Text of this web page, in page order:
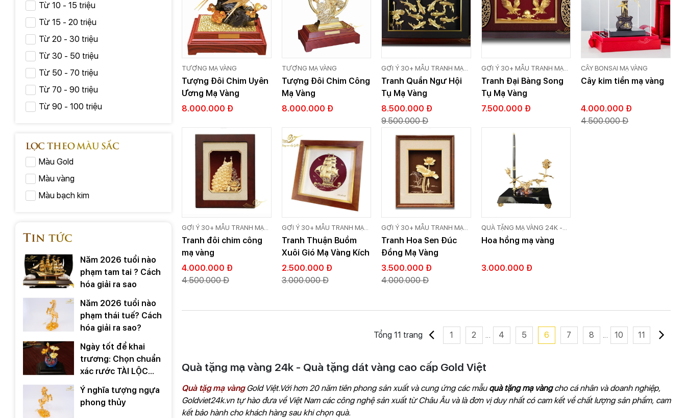
TƯỢNG MẠ VÀNG
Tượng Đôi Chim Uyên
Ương Mạ Vàng
8.000.000 Đ
TƯỢNG MẠ VÀNG
Tượng Đôi Chim Công
Mạ Vàng
8.000.000 Đ
GỢI Ý 30+ MẪU TRANH MẠ
VÀNG 24K CAO CẤP GOLD
Tranh Quần Ngư Hội
Tụ Mạ Vàng
8.500.000 Đ
9.500.000 Đ
GỢI Ý 30+ MẪU TRANH MẠ
VÀNG 24K CAO CẤP GOLD
Tranh Đại Bàng Song
Tụ Mạ Vàng
7.500.000 Đ
CÂY BONSAI MẠ VÀNG
Cây kim tiền mạ vàng
4.000.000 Đ
4.500.000 Đ
GỢI Ý 30+ MẪU TRANH MẠ
VÀNG 24K CAO CẤP GOLD
Tranh đôi chim công
mạ vàng
4.000.000 Đ
4.500.000 Đ
GỢI Ý 30+ MẪU TRANH MẠ
VÀNG 24K CAO CẤP GOLD
VIỆT
Tranh Thuận Buồm
Xuôi Gió Mạ Vàng Kích
Thước 20x20 cm
2.500.000 Đ
3.000.000 Đ
GỢI Ý 30+ MẪU TRANH MẠ
VÀNG 24K CAO CẤP GOLD
VIỆT
Tranh Hoa Sen Đúc
Đồng Mạ Vàng
25x32cm
3.500.000 Đ
4.000.000 Đ
QUÀ TẶNG MẠ VÀNG 24K -
QUÀ TẶNG DÁT VÀNG CAO
CẤP GOLD VIỆT
Hoa hồng mạ vàng
3.000.000 Đ
Tổng 11 trang 1 2 ... 4 5 6 7 8 ... 10 11
Quà tặng mạ vàng 24k - Quà tặng dát vàng cao cấp Gold Việt
Quà tặg mạ vàngGold Việt.Với hơn 20 năm tiên phong sản xuất và cung ứng các mẫu quà tặng mạ vàngcho cá nhân và doanh nghiệp,
Goldviet24k.vn tự hào đưa về Việt Nam các công nghệ sản xuất từ Châu Âu và là đơn vị duy nhất có cam kết về chất lượng sản phẩm, cam
kết bảo hành cho khách hàng sau khi chọn quà.
Từ 10 - 15 triệu
Từ 15 - 20 triệu
Từ 20 - 30 triệu
Từ 30 - 50 triệu
Từ 50 - 70 triệu
Từ 70 - 90 triệu
Từ 90 - 100 triệu
LỌC THEO MÀU SẮC
Màu Gold
Màu vàng
Màu bạch kim
Tin tức
Năm 2026 tuổi nào
phạm tam tai ? Cách
hóa giải ra sao
Năm 2026 tuổi nào
phạm thái tuế? Cách
hóa giải ra sao?
Ngày tốt để khai
trương: Chọn chuẩn
xác rước TÀI LỘC
2026
Ý nghĩa tượng ngựa
phong thủy